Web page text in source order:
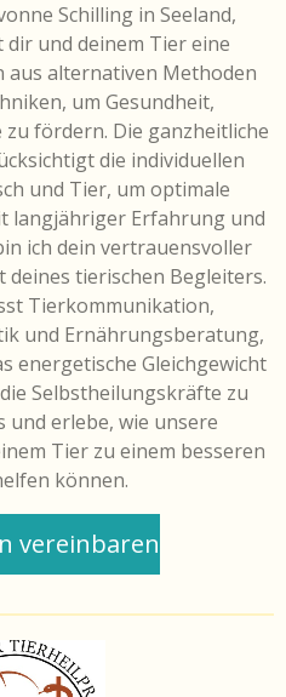
Schilling in Seeland,
dir und deinem Tier eine
alternativen Methoden
um Gesundheit,
fördern. Die ganzheitliche
die individuellen
und Tier, um optimale
langjähriger Erfahrung und
ich dein vertrauensvoller
tierischen Begleiters.
Tierkommunikation,
und Ernährungsberatung,
energetische Gleichgewicht
Selbstheilungskräfte zu
und erlebe, wie unsere
Tier zu einem besseren
können.
vereinbaren